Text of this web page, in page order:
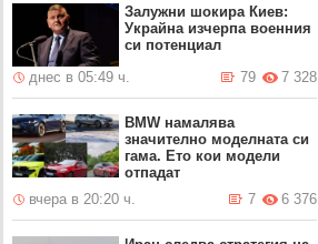
Залужни шокира Киев:
Украйна изчерпа военния
си потенциал
днес в 05:49 ч.
7 328
79
BMW намалява
значително моделната си
гама. Ето кои модели
отпадат
вчера в 20:20 ч.
6 376
7